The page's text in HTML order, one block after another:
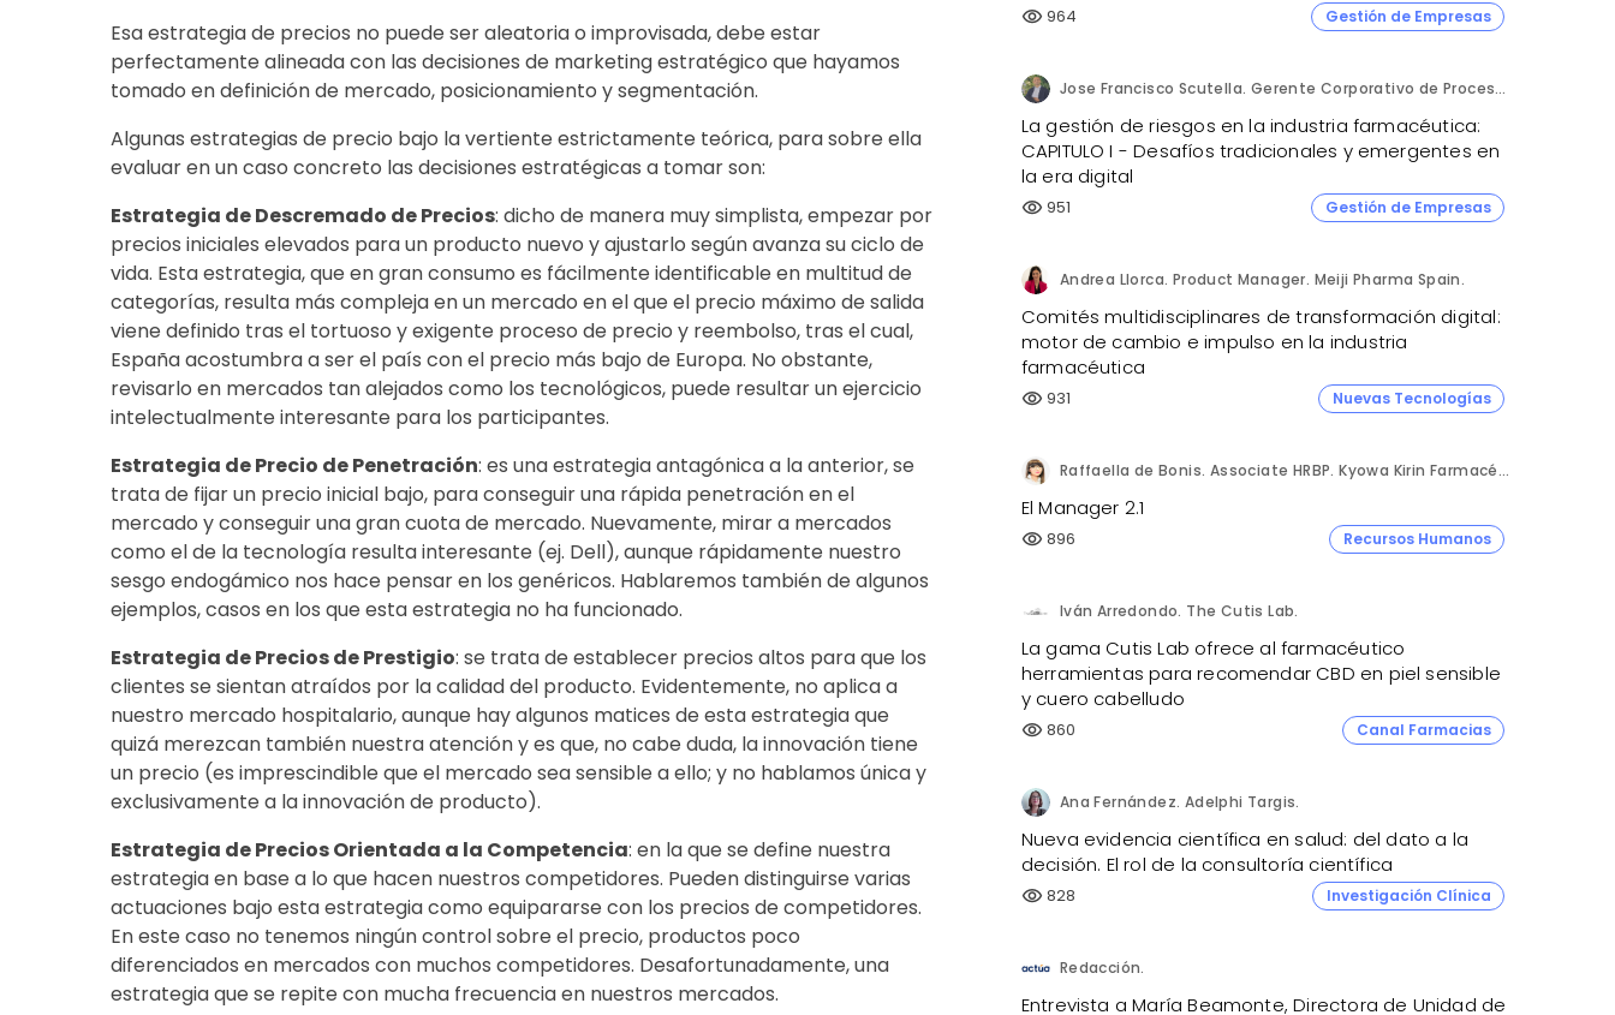
Esa estrategia de precios no puede ser aleatoria o improvisada, debe estar
perfectamente alineada con las decisiones de marketing estratégico que hayamos
tomado en definición de mercado, posicionamiento y segmentación.
Algunas estrategias de precio bajo la vertiente estrictamente teórica, para sobre ella
evaluar en un caso concreto las decisiones estratégicas a tomar son:
Estrategia de Descremado de Precios: dicho de manera muy simplista, empezar por
precios iniciales elevados para un producto nuevo y ajustarlo según avanza su ciclo de
vida. Esta estrategia, que en gran consumo es fácilmente identificable en multitud de
categorías, resulta más compleja en un mercado en el que el precio máximo de salida
viene definido tras el tortuoso y exigente proceso de precio y reembolso, tras el cual,
España acostumbra a ser el país con el precio más bajo de Europa. No obstante,
revisarlo en mercados tan alejados como los tecnológicos, puede resultar un ejercicio
intelectualmente interesante para los participantes.
Estrategia de Precio de Penetración: es una estrategia antagónica a la anterior, se
trata de fijar un precio inicial bajo, para conseguir una rápida penetración en el
mercado y conseguir una gran cuota de mercado. Nuevamente, mirar a mercados
como el de la tecnología resulta interesante (ej. Dell), aunque rápidamente nuestro
sesgo endogámico nos hace pensar en los genéricos. Hablaremos también de algunos
ejemplos, casos en los que esta estrategia no ha funcionado.
Estrategia de Precios de Prestigio: se trata de establecer precios altos para que los
clientes se sientan atraídos por la calidad del producto. Evidentemente, no aplica a
nuestro mercado hospitalario, aunque hay algunos matices de esta estrategia que
quizá merezcan también nuestra atención y es que, no cabe duda, la innovación tiene
un precio (es imprescindible que el mercado sea sensible a ello; y no hablamos única y
exclusivamente a la innovación de producto).
Estrategia de Precios Orientada a la Competencia: en la que se define nuestra
estrategia en base a lo que hacen nuestros competidores. Pueden distinguirse varias
actuaciones bajo esta estrategia como equipararse con los precios de competidores.
En este caso no tenemos ningún control sobre el precio, productos poco
diferenciados en mercados con muchos competidores. Desafortunadamente, una
estrategia que se repite con mucha frecuencia en nuestros mercados.
visibility 964 Gestión de Empresas
Jose Francisco Scutella. Gerente Corporativo de Procesos & Control Interno. Adium Pharma.
La gestión de riesgos en la industria farmacéutica:
CAPITULO I - Desafíos tradicionales y emergentes en
la era digital
visibility 951 Gestión de Empresas
Andrea Llorca. Product Manager. Meiji Pharma Spain.
Comités multidisciplinares de transformación digital:
motor de cambio e impulso en la industria
farmacéutica
visibility 931 Nuevas Tecnologías
Raffaella de Bonis. Associate HRBP. Kyowa Kirin Farmacéutica.
El Manager 2.1
visibility 896 Recursos Humanos
Iván Arredondo. The Cutis Lab.
La gama Cutis Lab ofrece al farmacéutico
herramientas para recomendar CBD en piel sensible
y cuero cabelludo
visibility 860 Canal Farmacias
Ana Fernández. Adelphi Targis.
Nueva evidencia científica en salud: del dato a la
decisión. El rol de la consultoría científica
visibility 828 Investigación Clínica
Redacción.
Entrevista a María Beamonte, Directora de Unidad de